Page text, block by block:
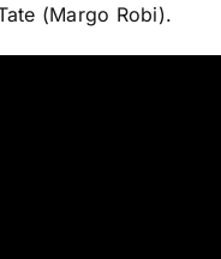
(Margo Robi).